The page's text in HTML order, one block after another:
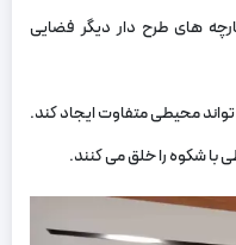
های طرح‌ دار دیگر فضایی
محیطی متفاوت ایجاد کند.
با شکوه را خلق می کنند.